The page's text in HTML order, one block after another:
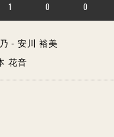
1 0 0
- 安川 裕美
花音